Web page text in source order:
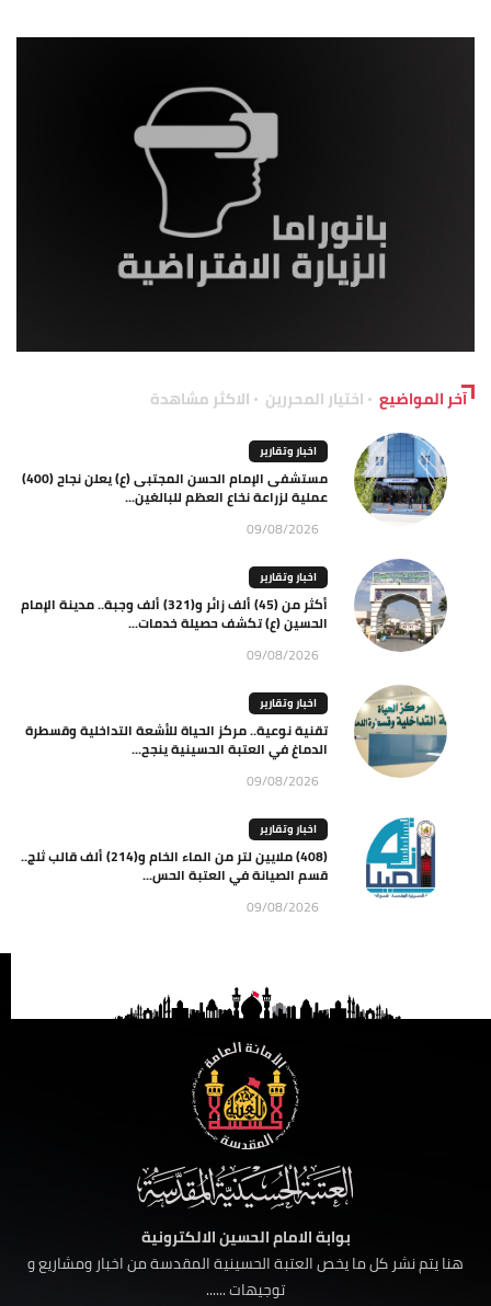
آخر المواضيع اختيار المحررين الاكثر مشاهدة
اخبار وتقارير
مستشفى الإمام الحسن المجتبى (ع) يعلن نجاح (400)
عملية لزراعة نخاع العظم للبالغين...
09/08/2026
اخبار وتقارير
أكثر من (45) ألف زائر و(321) ألف وجبة.. مدينة الإمام
الحسين (ع) تكشف حصيلة خدمات...
09/08/2026
اخبار وتقارير
تقنية نوعية.. مركز الحياة للأشعة التداخلية وقسطرة
الدماغ في العتبة الحسينية ينجح...
09/08/2026
اخبار وتقارير
(408) ملايين لتر من الماء الخام و(214) ألف قالب ثلج..
قسم الصيانة في العتبة الحس...
09/08/2026
بوابة الامام الحسين الالكترونية
هنا يتم نشر كل ما يخص العتبة الحسينية المقدسة من اخبار ومشاريع و
توجيهات ......